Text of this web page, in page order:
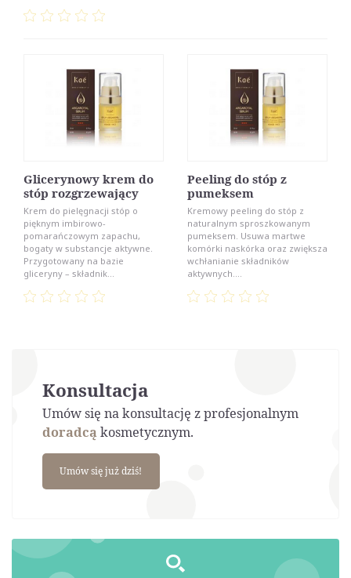
Glicerynowy krem do
stóp rozgrzewający
Krem do pielęgnacji stóp o
pięknym imbirowo-
pomarańczowym zapachu,
bogaty w substancje aktywne.
Przygotowany na bazie
gliceryny – składnik...
Peeling do stóp z
pumeksem
Kremowy peeling do stóp z
naturalnym sproszkowanym
pumeksem. Usuwa martwe
komórki naskórka oraz zwiększa
wchłanianie składników
aktywnych....
Konsultacja
Umów się na konsultację z profesjonalnym
doradcąkosmetycznym.
Umów się już dziś!